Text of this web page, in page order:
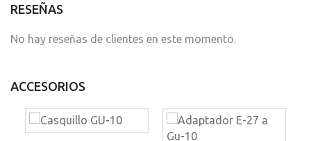
RESEÑAS
No hay reseñas de clientes en este momento.
ACCESORIOS